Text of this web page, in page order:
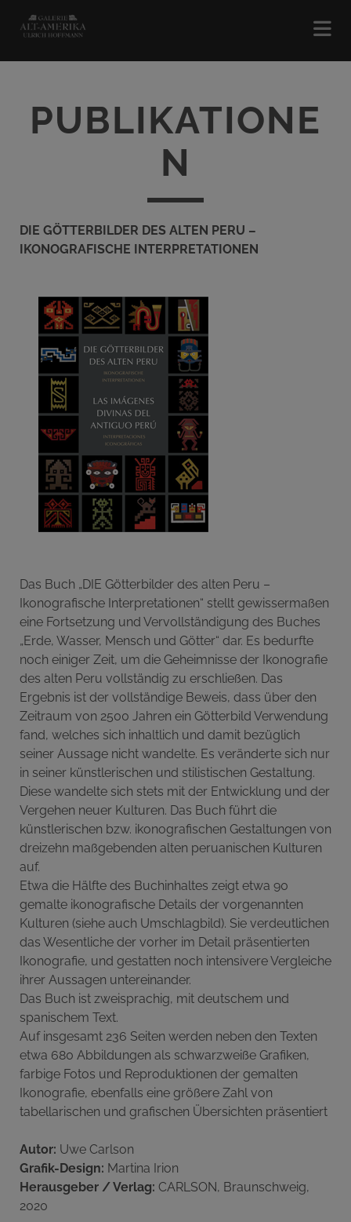
PUBLIKATIONE
N
DIE GÖTTERBILDER DES ALTEN PERU –
IKONOGRAFISCHE INTERPRETATIONEN
Das Buch „DIE Götterbilder des alten Peru –
Ikonografische Interpretationen“ stellt gewissermaßen
eine Fortsetzung und Vervollständigung des Buches
„Erde, Wasser, Mensch und Götter“ dar. Es bedurfte
noch einiger Zeit, um die Geheimnisse der Ikonografie
des alten Peru vollständig zu erschließen. Das
Ergebnis ist der vollständige Beweis, dass über den
Zeitraum von 2500 Jahren ein Götterbild Verwendung
fand, welches sich inhaltlich und damit bezüglich
seiner Aussage nicht wandelte. Es veränderte sich nur
in seiner künstlerischen und stilistischen Gestaltung.
Diese wandelte sich stets mit der Entwicklung und der
Vergehen neuer Kulturen. Das Buch führt die
künstlerischen bzw. ikonografischen Gestaltungen von
dreizehn maßgebenden alten peruanischen Kulturen
auf.
Etwa die Hälfte des Buchinhaltes zeigt etwa 90
gemalte ikonografische Details der vorgenannten
Kulturen (siehe auch Umschlagbild). Sie verdeutlichen
das Wesentliche der vorher im Detail präsentierten
Ikonografie, und gestatten noch intensivere Vergleiche
ihrer Aussagen untereinander.
Das Buch ist zweisprachig, mit deutschem und
spanischem Text.
Auf insgesamt 236 Seiten werden neben den Texten
etwa 680 Abbildungen als schwarzweiße Grafiken,
farbige Fotos und Reproduktionen der gemalten
Ikonografie, ebenfalls eine größere Zahl von
tabellarischen und grafischen Übersichten präsentiert
Autor: Uwe Carlson
Grafik-Design: Martina Irion
Herausgeber / Verlag: CARLSON, Braunschweig,
2020